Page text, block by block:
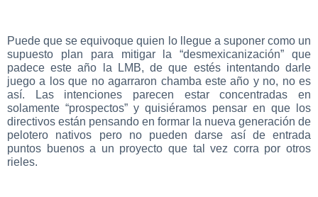
Puede que se equivoque quien lo llegue a suponer como un
supuesto plan para mitigar la “desmexicanización” que
padece este año la LMB, de que estés intentando darle
juego a los que no agarraron chamba este año y no, no es
así. Las intenciones parecen estar concentradas en
solamente “prospectos” y quisiéramos pensar en que los
directivos están pensando en formar la nueva generación de
pelotero nativos pero no pueden darse así de entrada
puntos buenos a un proyecto que tal vez corra por otros
rieles.